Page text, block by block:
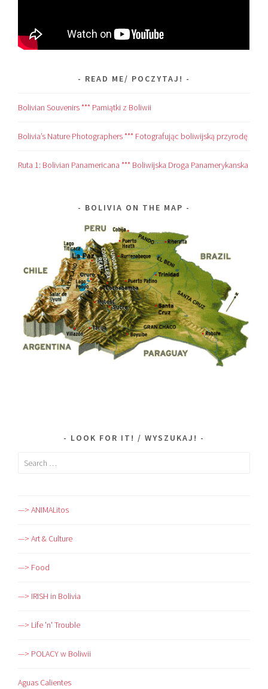
READ ME/ POCZYTAJ!
Bolivian Souvenirs *** Pamiątki z Boliwii
Bolivia’s Nature Photographers *** Fotografując boliwijską przyrodę
Ruta 1: Bolivian Panamericana *** Boliwijska Droga Panamerykanska
BOLIVIA ON THE MAP
LOOK FOR IT! / WYSZUKAJ!
Search
—> ANIMALitos
—> Art & Culture
—> Food
—> IRISH in Bolivia
—> Life 'n' Trouble
—> POLACY w Boliwii
Aguas Calientes